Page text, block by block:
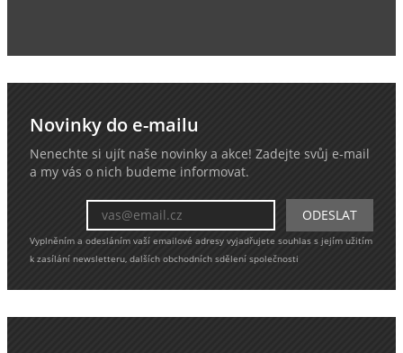
Novinky do e-mailu
Nenechte si ujít naše novinky a akce! Zadejte svůj e-mail
a my vás o nich budeme informovat.
Vyplněním a odesláním vaší emailové adresy vyjadřujete souhlas s jejím užitím
k zasílání newsletteru, dalších obchodních sdělení společnosti